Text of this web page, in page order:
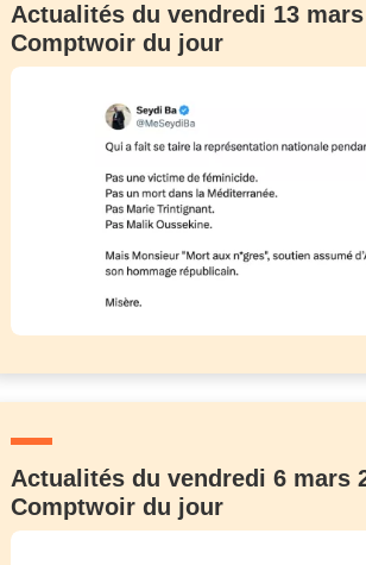
Actualités du vendredi 13
Comptwoir du jour
Actualités du vendredi 6 mars
Comptwoir du jour